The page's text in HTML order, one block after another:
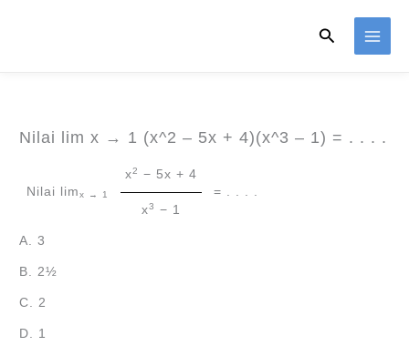
Search
Nilai lim x → 1 (x^2 – 5x + 4)(x^3 – 1) = . . . .
Nilai limx → 1
x2 − 5x + 4
x3 − 1
= . . . .
A. 3
B. 2½
C. 2
D. 1